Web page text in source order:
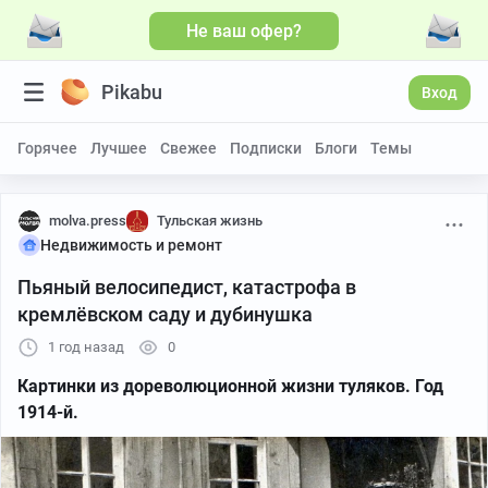
Не ваш офер?
Pikabu Вход
Горячее Лучшее Свежее Подписки Блоги Темы
molva.press Тульская жизнь
Недвижимость и ремонт
Пьяный велосипедист, катастрофа в
кремлёвском саду и дубинушка
1 год назад 0
Картинки из дореволюционной жизни туляков. Год
1914-й.